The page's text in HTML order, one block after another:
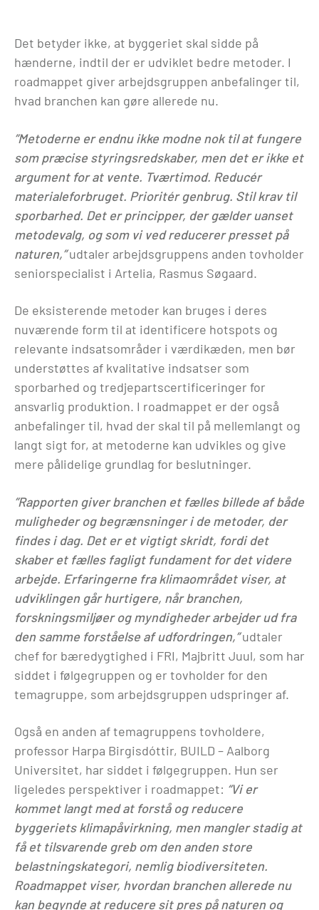
Det betyder ikke, at byggeriet skal sidde på
hænderne, indtil der er udviklet bedre metoder. I
roadmappet giver arbejdsgruppen anbefalinger til,
hvad branchen kan gøre allerede nu.
”Metoderne er endnu ikke modne nok til at fungere
som præcise styringsredskaber, men det er ikke et
argument for at vente. Tværtimod. Reducér
materialeforbruget. Prioritér genbrug. Stil krav til
sporbarhed. Det er principper, der gælder uanset
metodevalg, og som vi ved reducerer presset på
naturen,”udtaler arbejdsgruppens anden tovholder
seniorspecialist i Artelia, Rasmus Søgaard.
De eksisterende metoder kan bruges i deres
nuværende form til at identificere hotspots og
relevante indsatsområder i værdikæden, men bør
understøttes af kvalitative indsatser som
sporbarhed og tredjepartscertificeringer for
ansvarlig produktion. I roadmappet er der også
anbefalinger til, hvad der skal til på mellemlangt og
langt sigt for, at metoderne kan udvikles og give
mere pålidelige grundlag for beslutninger.
”Rapporten giver branchen et fælles billede af både
muligheder og begrænsninger i de metoder, der
findes i dag. Det er et vigtigt skridt, fordi det
skaber et fælles fagligt fundament for det videre
arbejde. Erfaringerne fra klimaområdet viser, at
udviklingen går hurtigere, når branchen,
forskningsmiljøer og myndigheder arbejder ud fra
den samme forståelse af udfordringen,”udtaler
chef for bæredygtighed i FRI, Majbritt Juul, som har
siddet i følgegruppen og er tovholder for den
temagruppe, som arbejdsgruppen udspringer af.
Også en anden af temagruppens tovholdere,
professor Harpa Birgisdóttir, BUILD – Aalborg
Universitet, har siddet i følgegruppen. Hun ser
ligeledes perspektiver i roadmappet: “Vi er
kommet langt med at forstå og reducere
byggeriets klimapåvirkning, men mangler stadig at
få et tilsvarende greb om den anden store
belastningskategori, nemlig biodiversiteten.
Roadmappet viser, hvordan branchen allerede nu
kan begynde at reducere sit pres på naturen og